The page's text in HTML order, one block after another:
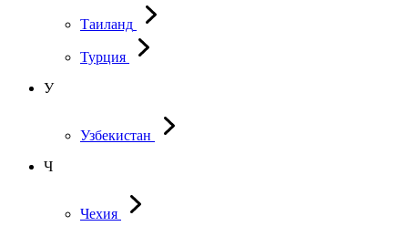
Таиланд
Турция
У
Узбекистан
Ч
Чехия